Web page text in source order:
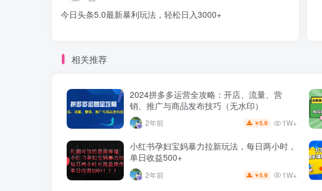
今日头条5.0最新暴利玩法，轻松日入3000+
相关推荐
2024拼多多运营全攻略：开店、流量、营
销、推广与商品发布技巧（无水印）
2年前 ￥5.9 1W+
小红书孕妇宝妈暴力拉新玩法，每日两小时，
单日收益500+
2年前 ￥5.9 1W+